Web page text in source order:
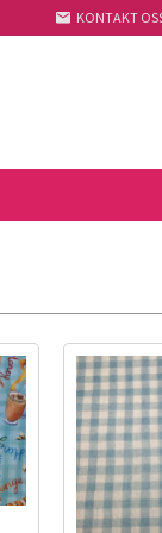
KONTAKT